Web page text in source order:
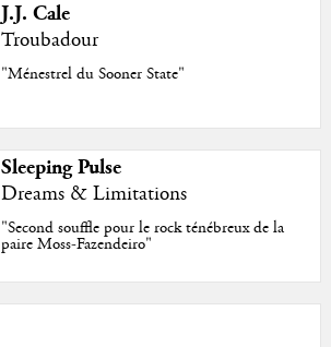
J.J. Cale
Troubadour
"Ménestrel du Sooner State"
Sleeping Pulse
Dreams & Limitations
"Second souffle pour le rock ténébreux de la
paire Moss-Fazendeiro"